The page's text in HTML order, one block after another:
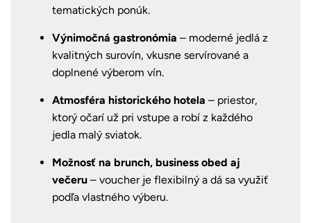
tematických ponúk.
Výnimočná gastronómia – moderné jedlá z
kvalitných surovín, vkusne servírované a
doplnené výberom vín.
Atmosféra historického hotela – priestor,
ktorý očarí už pri vstupe a robí z každého
jedla malý sviatok.
Možnosť na brunch, business obed aj
večeru – voucher je flexibilný a dá sa využiť
podľa vlastného výberu.